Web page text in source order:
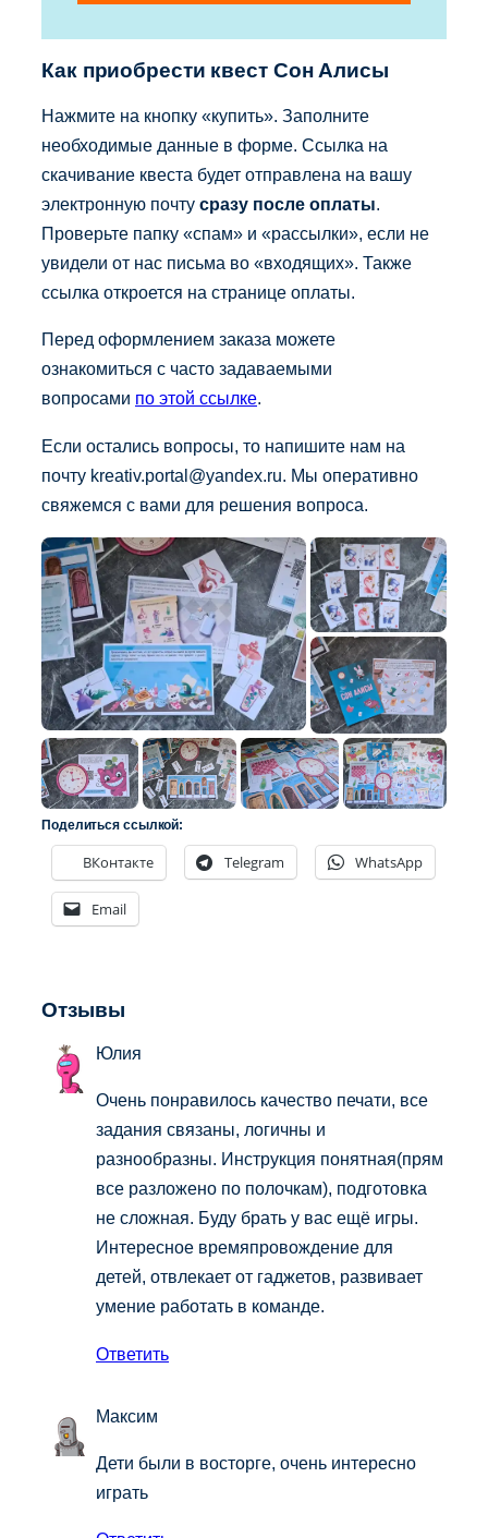
Как приобрести квест Сон Алисы
Нажмите на кнопку «купить». Заполните
необходимые данные в форме. Ссылка на
скачивание квеста будет отправлена на вашу
электронную почту сразу после оплаты.
Проверьте папку «спам» и «рассылки», если не
увидели от нас письма во «входящих». Также
ссылка откроется на странице оплаты.
Перед оформлением заказа можете
ознакомиться с часто задаваемыми
вопросами по этой ссылке.
Если остались вопросы, то напишите нам на
почту kreativ.portal@yandex.ru. Мы оперативно
свяжемся с вами для решения вопроса.
Поделиться ссылкой:
ВКонтакте Telegram WhatsApp
Email
Отзывы
Юлия
Очень понравилось качество печати, все
задания связаны, логичны и
разнообразны. Инструкция понятная(прям
все разложено по полочкам), подготовка
не сложная. Буду брать у вас ещё игры.
Интересное времяпровождение для
детей, отвлекает от гаджетов, развивает
умение работать в команде.
Ответить
Максим
Дети были в восторге, очень интересно
играть